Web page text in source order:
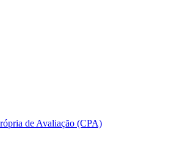
de Avaliação (CPA)